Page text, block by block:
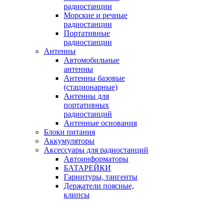
радиостанции
Морские и речные
радиостанции
Портативные
радиостанции
Антенны
Автомобильные
антенны
Антенны базовые
(стационарные)
Антенны для
портативных
радиостанций
Антенные основания
Блоки питания
Аккумуляторы
Аксессуары для радиостанций
Автоинформаторы
БАТАРЕЙКИ
Гарнитуры, тангенты
Держатели поясные,
клипсы